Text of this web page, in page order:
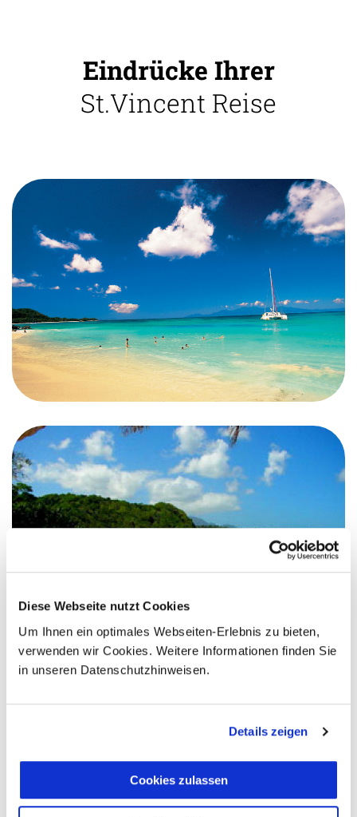
Diese Webseite nutzt Cookies
Um Ihnen ein optimales Webseiten-Erlebnis zu bieten,
verwenden wir Cookies. Weitere Informationen finden Sie
in unseren Datenschutzhinweisen.
Details zeigen
Cookies zulassen
Eindrücke Ihrer
St.Vincent Reise